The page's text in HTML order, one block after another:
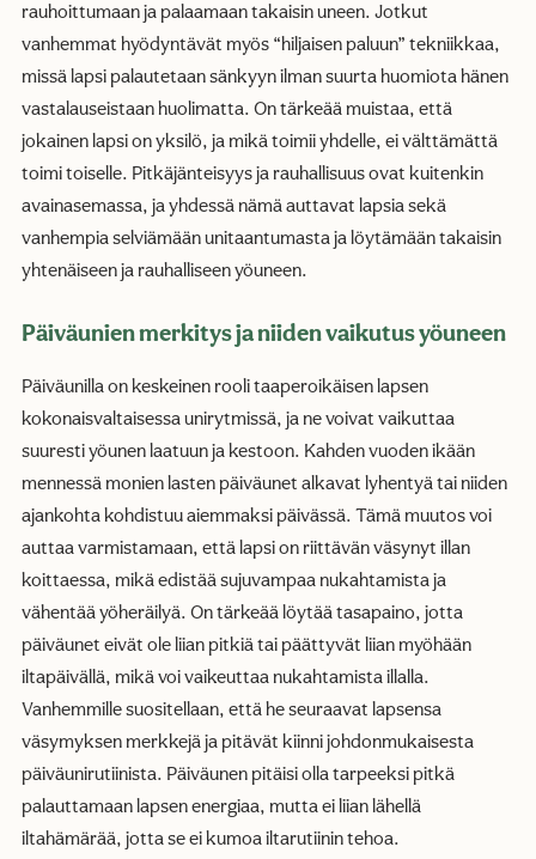
rauhoittumaan ja palaamaan takaisin uneen. Jotkut
vanhemmat hyödyntävät myös “hiljaisen paluun” tekniikkaa,
missä lapsi palautetaan sänkyyn ilman suurta huomiota hänen
vastalauseistaan huolimatta. On tärkeää muistaa, että
jokainen lapsi on yksilö, ja mikä toimii yhdelle, ei välttämättä
toimi toiselle. Pitkäjänteisyys ja rauhallisuus ovat kuitenkin
avainasemassa, ja yhdessä nämä auttavat lapsia sekä
vanhempia selviämään unitaantumasta ja löytämään takaisin
yhtenäiseen ja rauhalliseen yöuneen.
Päiväunien merkitys ja niiden vaikutus yöuneen
Päiväunilla on keskeinen rooli taaperoikäisen lapsen
kokonaisvaltaisessa unirytmissä, ja ne voivat vaikuttaa
suuresti yöunen laatuun ja kestoon. Kahden vuoden ikään
mennessä monien lasten päiväunet alkavat lyhentyä tai niiden
ajankohta kohdistuu aiemmaksi päivässä. Tämä muutos voi
auttaa varmistamaan, että lapsi on riittävän väsynyt illan
koittaessa, mikä edistää sujuvampaa nukahtamista ja
vähentää yöheräilyä. On tärkeää löytää tasapaino, jotta
päiväunet eivät ole liian pitkiä tai päättyvät liian myöhään
iltapäivällä, mikä voi vaikeuttaa nukahtamista illalla.
Vanhemmille suositellaan, että he seuraavat lapsensa
väsymyksen merkkejä ja pitävät kiinni johdonmukaisesta
päiväunirutiinista. Päiväunen pitäisi olla tarpeeksi pitkä
palauttamaan lapsen energiaa, mutta ei liian lähellä
iltahämärää, jotta se ei kumoa iltarutiinin tehoa.